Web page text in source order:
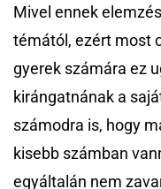
Mivel ennek
témától, ezért most
gyerek számára ez
kirángatnának a
számodra is, hogy
kisebb számban
egyáltalán nem